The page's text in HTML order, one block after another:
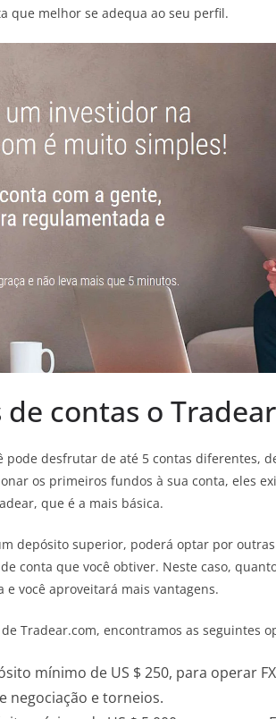
que melhor se adequa ao seu perfil.
contas o
pode desfrutar de até 5 contas diferentes,
os primeiros fundos à sua conta, eles
que é a mais básica.
depósito superior, poderá optar por
conta que você obtiver. Neste caso,
e você aproveitará mais vantagens.
Tradear.com, encontramos as seguintes
mínimo de US $ 250, para operar
negociação e torneios.